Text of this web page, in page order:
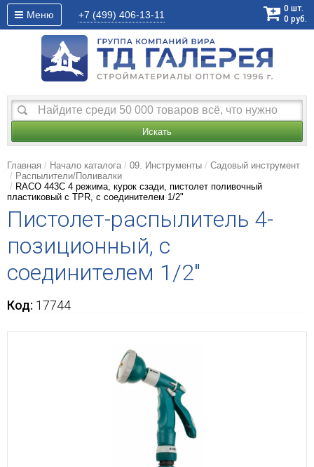
Меню +7 (499) 406-13-11
0 шт.
0 руб.
Искать
Главная Начало каталога 09. Инструменты
Садовый инструмент
Распылители/Поливалки
RACO 443C 4 режима, курок сзади, пистолет поливочный
пластиковый с TPR, с соединителем 1/2"
Пистолет-распылитель 4-
позиционный, с
соединителем 1/2"
Код: 17744